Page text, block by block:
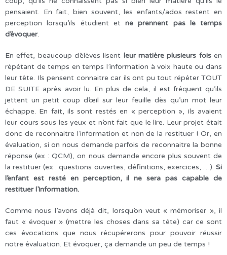
pensaient. En fait, bien souvent, les enfants/ados restent en
perception lorsqu’ils étudient et ne prennent pas le temps
d’évoquer.
En effet, beaucoup d’élèves lisent leur matière plusieurs foisen
répétant de temps en temps l’information à voix haute ou dans
leur tête. Ils pensent connaitre car ils ont pu tout répéter TOUT
DE SUITE après avoir lu. En plus de cela, il est fréquent qu’ils
jettent un petit coup d’œil sur leur feuille dès qu’un mot leur
échappe. En fait, ils sont restés en « perception », ils avaient
leur cours sous les yeux et n’ont fait que le lire. Leur projet était
donc de reconnaitre l’information et non de la restituer ! Or, en
évaluation, si on nous demande parfois de reconnaitre la bonne
réponse (ex : QCM), on nous demande encore plus souvent de
la restituer (ex : questions ouvertes, définitions, exercices, …). Si
l’enfant est resté en perception, il ne sera pas capable de
restituer l’information.
Comme nous l’avons déjà dit, lorsqu’on veut « mémoriser », il
faut « évoquer » (mettre les choses dans sa tête) car ce sont
ces évocations que nous récupérerons pour pouvoir réussir
notre évaluation. Et évoquer, ça demande un peu de temps !